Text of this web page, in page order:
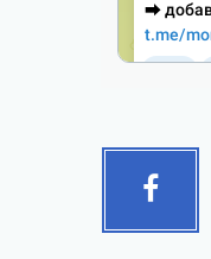
Facebook